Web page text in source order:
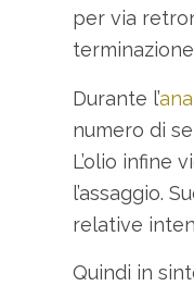
per via
Durante l’
numero di
L’olio infine
l’assaggio.
relative
Quindi in